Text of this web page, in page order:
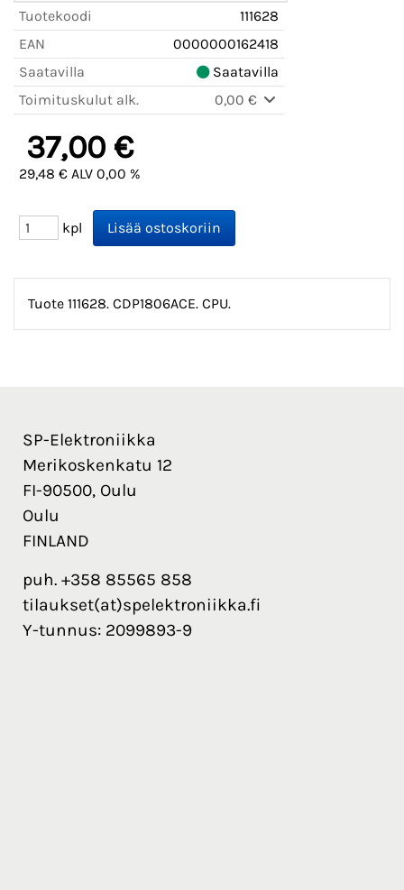
Tuotekoodi
111628
EAN
0000000162418
Saatavilla
Saatavilla
Toimituskulut alk.
0,00 €
37,00 €
29,48 € ALV 0,00 %
kpl
Tuote 111628. CDP1806ACE. CPU.
SP-Elektroniikka
Merikoskenkatu 12
FI-90500, Oulu
Oulu
FINLAND
puh. +358 85565 858
tilaukset(at)spelektroniikka.fi
Y-tunnus: 2099893-9